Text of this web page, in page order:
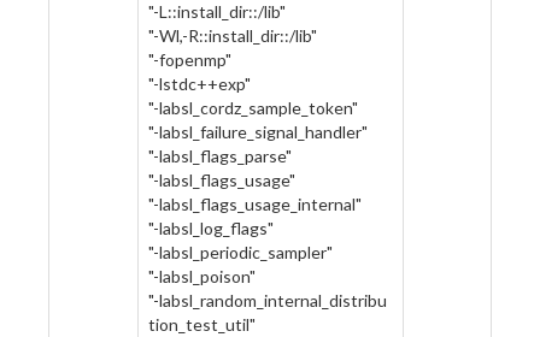
"-L::install_dir::/lib"
"-Wl,-R::install_dir::/lib"
"-fopenmp"
"-lstdc++exp"
"-labsl_cordz_sample_token"
"-labsl_failure_signal_handler"
"-labsl_flags_parse"
"-labsl_flags_usage"
"-labsl_flags_usage_internal"
"-labsl_log_flags"
"-labsl_periodic_sampler"
"-labsl_poison"
"-labsl_random_internal_distribu
tion_test_util"